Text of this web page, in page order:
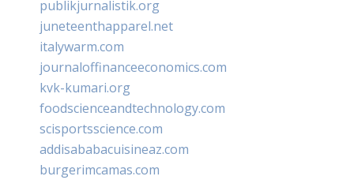
publikjurnalistik.org
juneteenthapparel.net
italywarm.com
journaloffinanceeconomics.com
kvk-kumari.org
foodscienceandtechnology.com
scisportsscience.com
addisababacuisineaz.com
burgerimcamas.com